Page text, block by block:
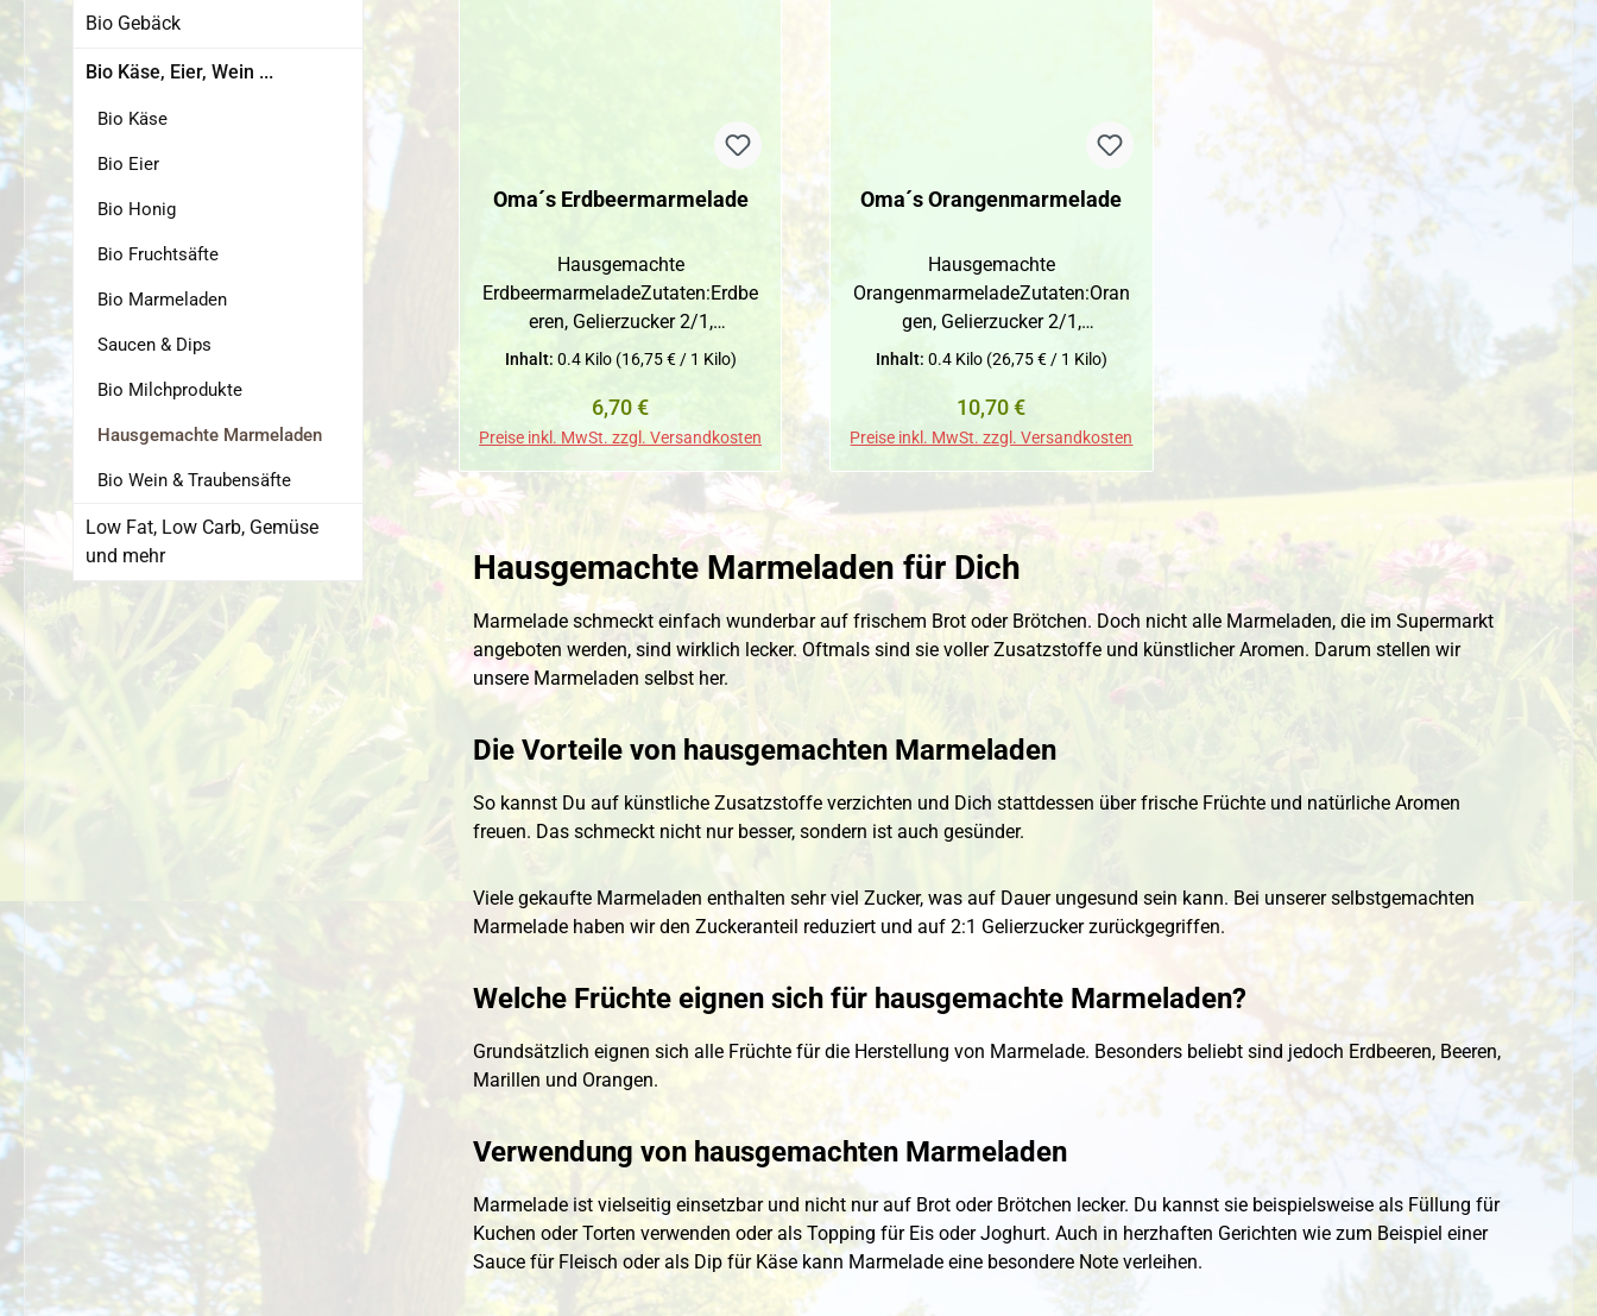
Bio Gebäck
Bio Käse, Eier, Wein ...
Bio Käse
Bio Eier
Bio Honig
Bio Fruchtsäfte
Bio Marmeladen
Saucen & Dips
Bio Milchprodukte
Hausgemachte Marmeladen
Bio Wein & Traubensäfte
Low Fat, Low Carb, Gemüse
und mehr
Oma´s Erdbeermarmelade
Hausgemachte
ErdbeermarmeladeZutaten:Erdbe
eren, Gelierzucker 2/1,
GewürzeNICHT BIO!!!!!
Inhalt: 0.4 Kilo (16,75 € / 1 Kilo)
Regulärer Preis:
6,70 €
Preise inkl. MwSt. zzgl. Versandkosten
Oma´s Orangenmarmelade
Hausgemachte
OrangenmarmeladeZutaten:Oran
gen, Gelierzucker 2/1,
GewürzeNICHT BIO!!!!!
Inhalt: 0.4 Kilo (26,75 € / 1 Kilo)
Regulärer Preis:
10,70 €
Preise inkl. MwSt. zzgl. Versandkosten
Hausgemachte Marmeladen für Dich
Marmelade schmeckt einfach wunderbar auf frischem Brot oder Brötchen. Doch nicht alle Marmeladen, die im Supermarkt
angeboten werden, sind wirklich lecker. Oftmals sind sie voller Zusatzstoffe und künstlicher Aromen. Darum stellen wir
unsere Marmeladen selbst her.
Die Vorteile von hausgemachten Marmeladen
So kannst Du auf künstliche Zusatzstoffe verzichten und Dich stattdessen über frische Früchte und natürliche Aromen
freuen. Das schmeckt nicht nur besser, sondern ist auch gesünder.
Viele gekaufte Marmeladen enthalten sehr viel Zucker, was auf Dauer ungesund sein kann. Bei unserer selbstgemachten
Marmelade haben wir den Zuckeranteil reduziert und auf 2:1 Gelierzucker zurückgegriffen.
Welche Früchte eignen sich für hausgemachte Marmeladen?
Grundsätzlich eignen sich alle Früchte für die Herstellung von Marmelade. Besonders beliebt sind jedoch Erdbeeren, Beeren,
Marillen und Orangen.
Verwendung von hausgemachten Marmeladen
Marmelade ist vielseitig einsetzbar und nicht nur auf Brot oder Brötchen lecker. Du kannst sie beispielsweise als Füllung für
Kuchen oder Torten verwenden oder als Topping für Eis oder Joghurt. Auch in herzhaften Gerichten wie zum Beispiel einer
Sauce für Fleisch oder als Dip für Käse kann Marmelade eine besondere Note verleihen.